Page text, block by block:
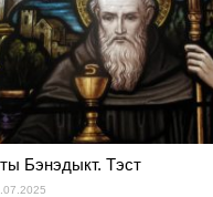
Бэнэдыкт. Тэст